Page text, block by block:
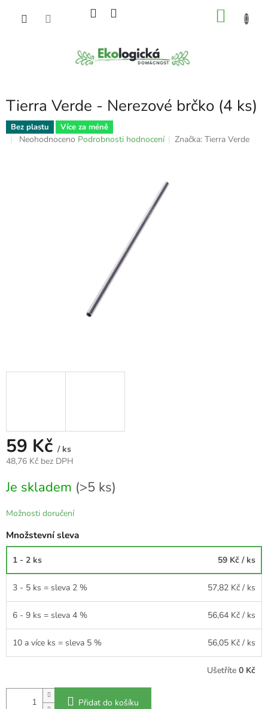
Tierra Verde - Nerezové brčko (4 ks)
Bez plastu Více za méně
Průměrné
Neohodnoceno Podrobnosti hodnocení Značka:Tierra Verde
59 Kč / ks
48,76 Kč bez DPH
cena:
Je skladem (>5 ks)
Možnosti doručení
Množstevní sleva
1 - 2 ks 59 Kč / ks
3 - 5 ks = sleva 2 % 57,82 Kč / ks
6 - 9 ks = sleva 4 % 56,64 Kč / ks
10 a více ks = sleva 5 % 56,05 Kč / ks
Ušetříte 0 Kč
Přidat do košíku